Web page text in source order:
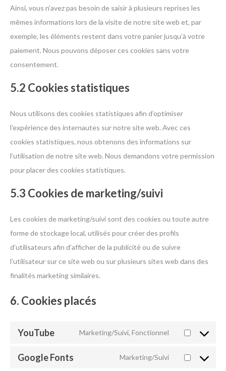
Ainsi, vous n’avez pas besoin de saisir à plusieurs reprises les
mêmes informations lors de la visite de notre site web et, par
exemple, les éléments restent dans votre panier jusqu’à votre
paiement. Nous pouvons déposer ces cookies sans votre
consentement.
5.2 Cookies statistiques
Nous utilisons des cookies statistiques afin d’optimiser
l’expérience des internautes sur notre site web. Avec ces
cookies statistiques, nous obtenons des informations sur
l’utilisation de notre site web. Nous demandons votre permission
pour placer des cookies statistiques.
5.3 Cookies de marketing/suivi
Les cookies de marketing/suivi sont des cookies ou toute autre
forme de stockage local, utilisés pour créer des profils
d’utilisateurs afin d’afficher de la publicité ou de suivre
l’utilisateur sur ce site web ou sur plusieurs sites web dans des
finalités marketing similaires.
6. Cookies placés
YouTube Marketing/Suivi, Fonctionnel
Consent
Google Fonts Marketing/Suivi
Consent